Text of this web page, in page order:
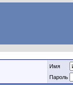
Имя
Пароль